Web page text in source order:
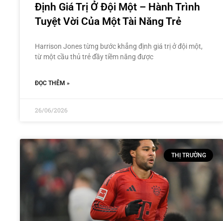
Định Giá Trị Ở Đội Một – Hành Trình
Tuyệt Vời Của Một Tài Năng Trẻ
Harrison Jones từng bước khẳng định giá trị ở đội một,
từ một cầu thủ trẻ đầy tiềm năng được
ĐỌC THÊM »
26/06/2026
THỊ TRƯỜNG